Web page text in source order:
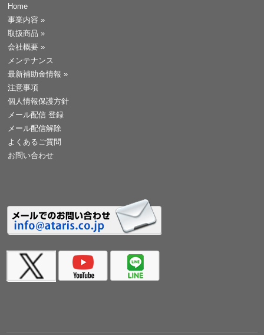
Home
事業内容 »
取扱商品 »
会社概要 »
メンテナンス
最新補助金情報 »
注意事項
個人情報保護方針
メール配信 登録
メール配信解除
よくあるご質問
お問い合わせ